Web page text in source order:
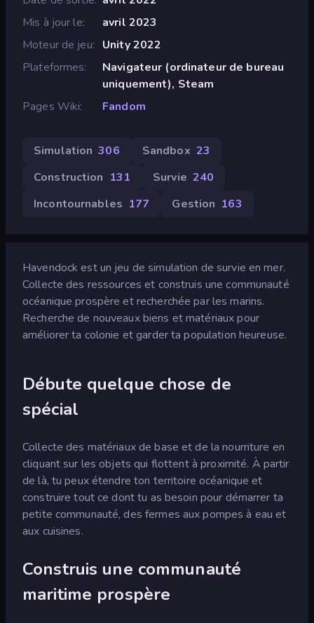
Mis à jour le
avril 2023
Moteur de jeu
Unity 2022
Plateformes
Navigateur (ordinateur de bureau
uniquement), Steam
Pages Wiki
Fandom
Simulation 306 Sandbox 23
Construction 131 Survie 240
Incontournables 177 Gestion 163
Havendock est un jeu de simulation de survie en mer.
Collecte des ressources et construis une communauté
océanique prospère et recherchée par les marins.
Recherche de nouveaux biens et matériaux pour
améliorer ta colonie et garder ta population heureuse.
Débute quelque chose de
spécial
Collecte des matériaux de base et de la nourriture en
cliquant sur les objets qui flottent à proximité. À partir
de là, tu peux étendre ton territoire océanique et
construire tout ce dont tu as besoin pour démarrer ta
petite communauté, des fermes aux pompes à eau et
aux cuisines.
Construis une communauté
maritime prospère